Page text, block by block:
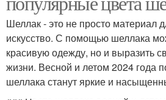
Шеллак - это не просто материал
искусство. С помощью шеллака
красивую одежду, но и выразить
жизни. Весной и летом 2024 года
шеллака станут яркие и